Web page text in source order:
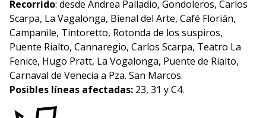
Recorrido: desde Andrea Palladio, Gondoleros, Carlos
Scarpa, La Vagalonga, Bienal del Arte, Café Florián,
Campanile, Tintoretto, Rotonda de los suspiros,
Puente Rialto, Cannaregio, Carlos Scarpa, Teatro La
Fenice, Hugo Pratt, La Vogalonga, Puente de Rialto,
Carnaval de Venecia a Pza. San Marcos.
Posibles líneas afectadas: 23, 31 y C4.